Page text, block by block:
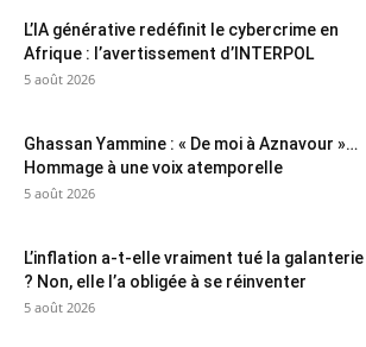
L’IA générative redéfinit le cybercrime en
Afrique : l’avertissement d’INTERPOL
5 août 2026
Ghassan Yammine : « De moi à Aznavour »…
Hommage à une voix atemporelle
5 août 2026
L’inflation a-t-elle vraiment tué la galanterie
? Non, elle l’a obligée à se réinventer
5 août 2026